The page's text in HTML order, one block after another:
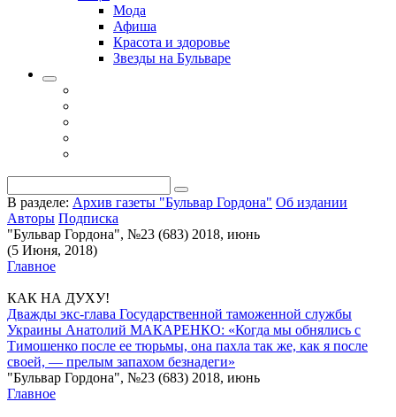
Мода
Афиша
Красота и здоровье
Звезды на Бульваре
В разделе: Архив газеты "Бульвар Гордона" Об издании
Авторы Подписка
"Бульвар Гордона", №23 (683) 2018, июнь
(5 Июня, 2018)
Главное
КАК НА ДУХУ!
Дважды экс-глава Государственной таможенной службы
Украины Анатолий МАКАРЕНКО: «Когда мы обнялись с
Тимошенко после ее тюрьмы, она пахла так же, как я после
своей, — прелым запахом безнадеги»
"Бульвар Гордона", №23 (683) 2018, июнь
Главное